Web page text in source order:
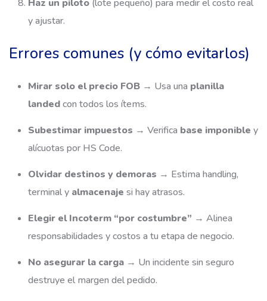
Haz un piloto (lote pequeño) para medir el costo real
y ajustar.
Errores comunes (y cómo evitarlos)
Mirar solo el precio FOB → Usa una planilla
landedcon todos los ítems.
Subestimar impuestos → Verifica base imponible y
alícuotas por HS Code.
Olvidar destinos y demoras → Estima handling,
terminal y almacenaje si hay atrasos.
Elegir el Incoterm “por costumbre” → Alinea
responsabilidades y costos a tu etapa de negocio.
No asegurar la carga → Un incidente sin seguro
destruye el margen del pedido.